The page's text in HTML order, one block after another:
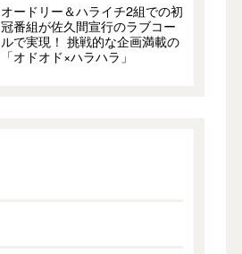
オードリー＆ハライチ2組での初
冠番組が佐久間宣行のラブコー
ルで実現！ 挑戦的な企画満載の
「オドオド×ハラハラ」